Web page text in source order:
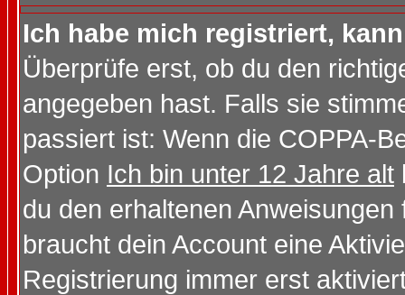
Ich habe mich registriert,
Überprüfe erst, ob du den
angegeben hast. Falls sie
passiert ist: Wenn die COPPA-
Option Ich bin unter 12 Jahre alt
du den erhaltenen
braucht dein Account eine
Registrierung immer erst